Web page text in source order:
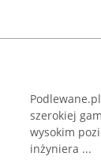
szerokiej
wysokim
inżyniera ...